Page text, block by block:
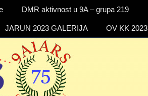
DMR aktivnost u 9A – grupa 219
JARUN 2023 GALERIJA OV KK 2023